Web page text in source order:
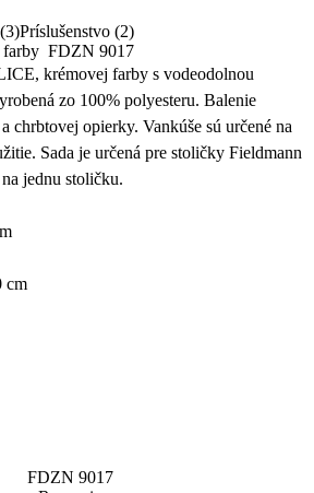
Príslušenstvo (2)
farby FDZN 9017
krémovej farby s vodeodolnou
zo 100% polyesteru. Balenie
chrbtovej opierky. Vankúše sú určené na
Sada je určená pre stoličky Fieldmann
jednu stoličku.
cm
FDZN 9017